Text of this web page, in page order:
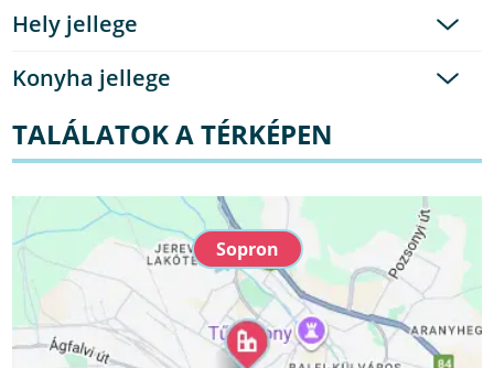
Hely jellege
Konyha jellege
TALÁLATOK A TÉRKÉPEN
Sopron